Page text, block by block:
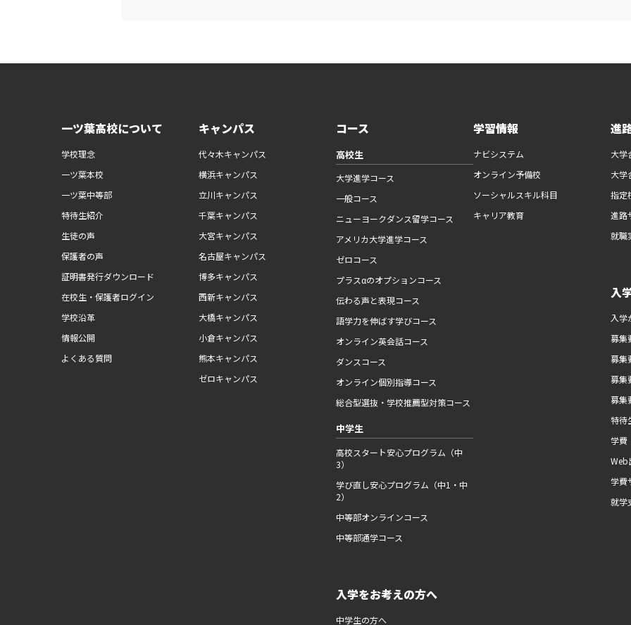
一ツ葉高校について
学校理念
一ツ葉本校
一ツ葉中等部
特待生紹介
生徒の声
保護者の声
証明書発行ダウンロード
在校生・保護者ログイン
学校沿革
情報公開
よくある質問
キャンパス
代々木キャンパス
横浜キャンパス
立川キャンパス
千葉キャンパス
大宮キャンパス
名古屋キャンパス
博多キャンパス
西新キャンパス
大橋キャンパス
小倉キャンパス
熊本キャンパス
ゼロキャンパス
コース
高校生
大学進学コース
一般コース
ニューヨークダンス留学コース
アメリカ大学進学コース
ゼロコース
プラスαのオプションコース
伝わる声と表現コース
語学力を伸ばす学びコース
オンライン英会話コース
ダンスコース
オンライン個別指導コース
総合型選抜・学校推薦型対策コース
中学生
高校スタート安心プログラム（中
3）
学び直し安心プログラム（中1・中
2）
中等部オンラインコース
中等部通学コース
入学をお考えの方へ
中学生の方へ
学習情報
ナビシステム
オンライン予備校
ソーシャルスキル科目
キャリア教育
進
大学
大学
指定
進路
就職
入
入学
募集
募集
募集
募集
特待
学費
Web
学費
就学